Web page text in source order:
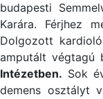
budapesti
Karára. Férjhez
Dolgozott
amputált végtagú
Intézetben. Sok
demens osztályt